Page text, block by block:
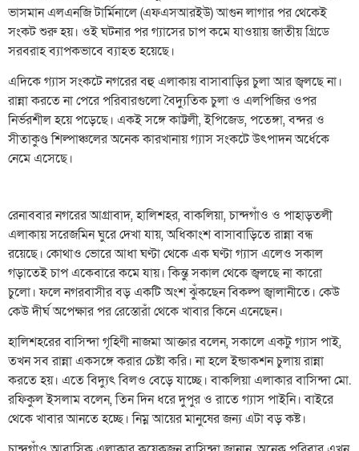
ভাসমান এলএনজি টার্মিনালে (এফএসআরইউ) আগুন লাগার পর থেকেই
সংকট শুরু হয়। ওই ঘটনার পর গ্যাসের চাপ কমে যাওয়ায় জাতীয় গ্রিডে
সরবরাহ ব্যাপকভাবে ব্যাহত হয়েছে।
এদিকে গ্যাস সংকটে নগরের বহু এলাকায় বাসাবাড়ির চুলা আর জ্বলছে না।
রান্না করতে না পেরে পরিবারগুলো বৈদ্যুতিক চুলা ও এলপিজির ওপর
নির্ভরশীল হয়ে পড়েছে। একই সঙ্গে কাট্টলী, ইপিজেড, পতেঙ্গা, বন্দর ও
সীতাকুণ্ড শিল্পাঞ্চলের অনেক কারখানায় গ্যাস সংকটে উৎপাদন অর্ধেকে
নেমে এসেছে।
রেনাববার নগরের আগ্রাবাদ, হালিশহর, বাকলিয়া, চান্দগাঁও ও পাহাড়তলী
এলাকায় সরেজমিন ঘুরে দেখা যায়, অধিকাংশ বাসাবাড়িতে রান্না বন্ধ
রয়েছে। কোথাও ভোরে আধা ঘণ্টা থেকে এক ঘণ্টা গ্যাস এলেও সকাল
গড়াতেই চাপ একেবারে কমে যায়। কিন্তু সকাল থেকে জ্বলছে না কারো
চুলো। ফলে নগরবাসীর বড় একটি অংশ ঝুঁকছেন বিকল্প জ্বালানীতে। কেউ
কেউ দীর্ঘ অপেক্ষার পর রেস্তোরাঁ থেকে খাবার কিনে এনেছেন।
হালিশহরের বাসিন্দা গৃহিণী নাজমা আক্তার বলেন, সকালে একটু গ্যাস পাই,
তখন সব রান্না একসঙ্গে করার চেষ্টা করি। না হলে ইন্ডাকশন চুলায় রান্না
করতে হয়। এতে বিদ্যুৎ বিলও বেড়ে যাচ্ছে। বাকলিয়া এলাকার বাসিন্দা মো.
রফিকুল ইসলাম বলেন, তিন দিন ধরে দুপুর ও রাতে গ্যাস পাইনি। বাইরে
থেকে খাবার আনতে হচ্ছে। নিম্ন আয়ের মানুষের জন্য এটা বড় কষ্ট।